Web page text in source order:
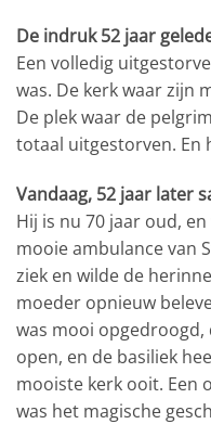
De indruk 52 jaar
Een volledig
was. De kerk waar zijn
De plek waar de
totaal uitgestorven. En
Vandaag, 52 jaar later
Hij is nu 70 jaar oud,
mooie ambulance van
ziek en wilde de
moeder opnieuw
was mooi opgedroogd,
open, en de basiliek
mooiste kerk ooit. Een
was het magische